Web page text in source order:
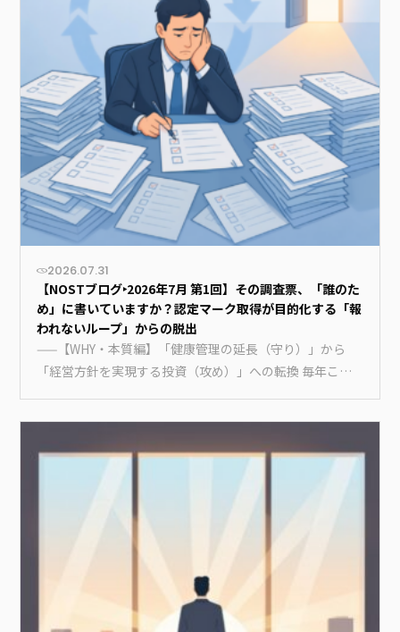
2026.07.31
【NOSTブログ‣2026年7月 第1回】その調査票、「誰のた
め」に書いていますか？認定マーク取得が目的化する「報
われないループ」からの脱出
——【WHY・本質編】「健康管理の延長（守り）」から
「経営方針を実現する投資（攻め）」への転換 毎年この